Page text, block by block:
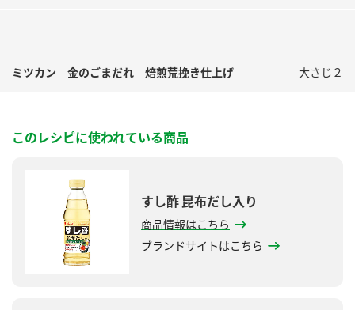
ミツカン 金のごまだれ 焙煎荒挽き仕上げ 大さじ２
このレシピに使われている商品
すし酢 昆布だし入り
商品情報はこちら
ブランドサイトはこちら